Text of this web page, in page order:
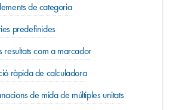
de categoria
predefinides
resultats com a marcador
ràpida de calculadora
de mida de múltiples unitats